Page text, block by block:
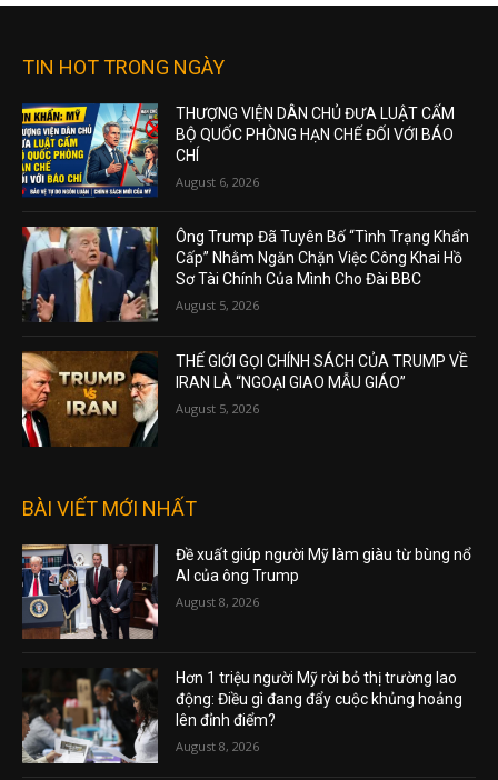
TIN HOT TRONG NGÀY
THƯỢNG VIỆN DÂN CHỦ ĐƯA LUẬT CẤM
BỘ QUỐC PHÒNG HẠN CHẾ ĐỐI VỚI BÁO
CHÍ
August 6, 2026
Ông Trump Đã Tuyên Bố “Tình Trạng Khẩn
Cấp” Nhằm Ngăn Chặn Việc Công Khai Hồ
Sơ Tài Chính Của Mình Cho Đài BBC
August 5, 2026
THẾ GIỚI GỌI CHÍNH SÁCH CỦA TRUMP VỀ
IRAN LÀ “NGOẠI GIAO MẪU GIÁO”
August 5, 2026
BÀI VIẾT MỚI NHẤT
Đề xuất giúp người Mỹ làm giàu từ bùng nổ
AI của ông Trump
August 8, 2026
Hơn 1 triệu người Mỹ rời bỏ thị trường lao
động: Điều gì đang đẩy cuộc khủng hoảng
lên đỉnh điểm?
August 8, 2026